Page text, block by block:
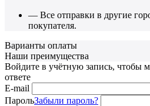
— Все отправки в другие
покупателя.
Варианты оплаты
Наши преимущества
Войдите в учётную запись, чтобы
ответе
E-mail
ПарольЗабыли пароль?